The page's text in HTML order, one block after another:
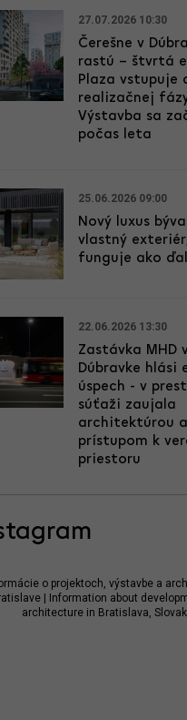
27.07.2026 10:30
Čerešne v
rastú – štvrtá
Plaza vstupuje
realizačnej
Výstavba sa
počas leta
25.06.2026 09:00
Nový luxus
vlastný
funguje ako
22.06.2026 13:30
Zastávka MHD
Dúbravke hlási
úspech - v
súťaži zaujala
architektúrou
prístupom k
priestoru
o projektoch, výstavbe a
| Information about
architecture in Bratislava,